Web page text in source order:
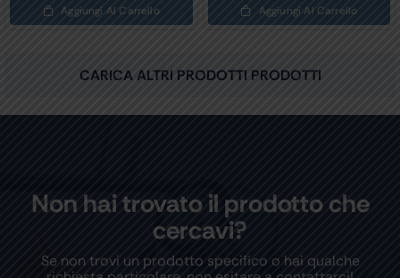
Aggiungi Al Carrello Aggiungi Al Carrello
CARICA ALTRI PRODOTTI PRODOTTI
Non hai trovato il prodotto che
cercavi?
Se non trovi un prodotto specifico o hai qualche